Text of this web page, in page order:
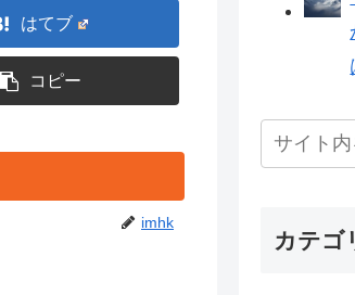
はてブ
コピー
imhk
カテゴ